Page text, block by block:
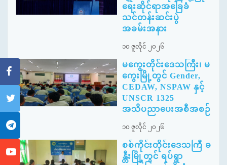
ရေးဆိုင်ရာအခြေခံ
သင်တန်းဆင်းပွဲ
အခမ်းအနား
၁၀ ဇူလိုင် ၂၀၂၆
မကွေးတိုင်းဒေသကြီး၊ မ
ကွေးမြို့တွင် Gender,
CEDAW, NSPAW နှင့်
UNSCR 1325
အသိပညာပေးအစီအစဉ်
၁၀ ဇူလိုင် ၂၀၂၆
စစ်ကိုင်းတိုင်းဒေသကြီ ခ
န္တီးမြို့တွင် ရပ်ရွာ